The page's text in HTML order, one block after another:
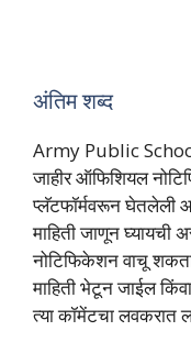
अंतिम शब्द
Army Public School
जाहीर ऑफिशियल
प्लॅटफॉर्मवरून घेतलेली
माहिती जाणून घ्यायची
नोटिफिकेशन वाचू शकता
माहिती भेटून जाईल
त्या कॉमेंटचा लवकरात